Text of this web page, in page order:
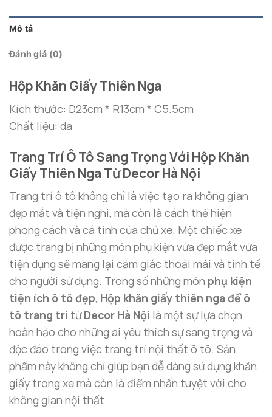
5.990.000 ₫
Mô tả
Đánh giá (0)
Hộp Khăn Giấy Thiên Nga
Kích thước: D23cm * R13cm * C5.5cm
Chất liệu: da
Trang Trí Ô Tô Sang Trọng Với Hộp Khăn
Giấy Thiên Nga Từ Decor Hà Nội
Trang trí ô tô không chỉ là việc tạo ra không gian
đẹp mắt và tiện nghi, mà còn là cách thể hiện
phong cách và cá tính của chủ xe. Một chiếc xe
được trang bị những món phụ kiện vừa đẹp mắt vừa
tiện dụng sẽ mang lại cảm giác thoải mái và tinh tế
cho người sử dụng. Trong số những món phụ kiện
tiện ích ô tô đẹp, Hộp khăn giấy thiên nga để ô
tô trang trí từDecor Hà Nội là một sự lựa chọn
hoàn hảo cho những ai yêu thích sự sang trọng và
độc đáo trong việc trang trí nội thất ô tô. Sản
phẩm này không chỉ giúp bạn dễ dàng sử dụng khăn
giấy trong xe mà còn là điểm nhấn tuyệt vời cho
không gian nội thất.